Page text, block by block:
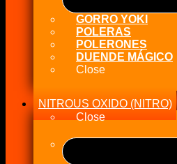
GORRO YOKI
POLERAS
POLERONES
DUENDE MÁGICO
Close
NITROUS OXIDO (NITRO)
Close